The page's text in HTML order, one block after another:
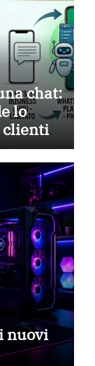
chat:
lo
clienti
nuovi